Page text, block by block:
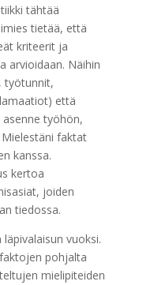
tähtää
tietää, että
kriteerit ja
arvioidaan. Näihin
työtunnit,
että
työhön,
faktat
kanssa.
kertoa
joiden
tiedossa.
vuoksi.
pohjalta
mielipiteiden